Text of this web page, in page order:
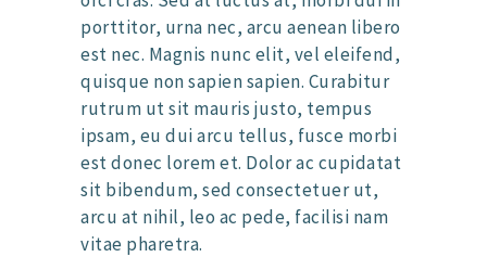
porttitor, urna nec, arcu aenean libero
est nec. Magnis nunc elit, vel eleifend,
quisque non sapien sapien. Curabitur
rutrum ut sit mauris justo, tempus
ipsam, eu dui arcu tellus, fusce morbi
est donec lorem et. Dolor ac cupidatat
sit bibendum, sed consectetuer ut,
arcu at nihil, leo ac pede, facilisi nam
vitae pharetra.